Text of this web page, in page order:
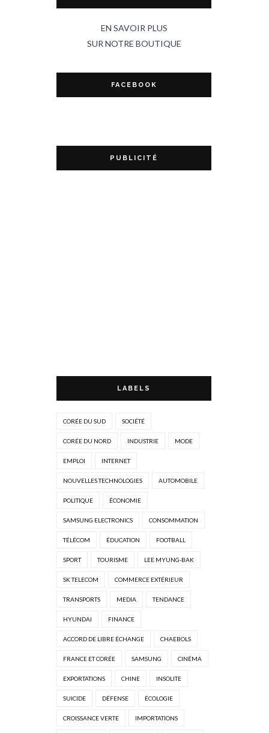
EN SAVOIR PLUS
SUR NOTRE BOUTIQUE
FACEBOOK
PUBLICITÉ
LABELS
CORÉE DU SUD SOCIÉTÉ
CORÉE DU NORD INDUSTRIE MODE
EMPLOI INTERNET
NOUVELLES TECHNOLOGIES AUTOMOBILE
POLITIQUE ÉCONOMIE
SAMSUNG ELECTRONICS CONSOMMATION
TÉLÉCOM ÉDUCATION FOOTBALL
SPORT TOURISME LEE MYUNG-BAK
SK TELECOM COMMERCE EXTÉRIEUR
TRANSPORTS MEDIA TENDANCE
HYUNDAI FINANCE
ACCORD DE LIBRE ÉCHANGE CHAEBOLS
FRANCE ET CORÉE SAMSUNG CINÉMA
EXPORTATIONS CHINE INSOLITE
SUICIDE DÉFENSE ÉCOLOGIE
CROISSANCE VERTE IMPORTATIONS